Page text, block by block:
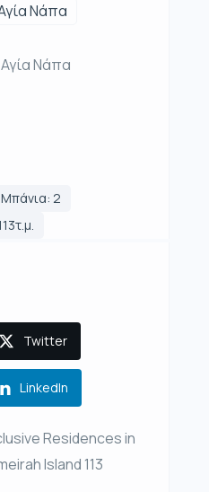
Νάπα
Νάπα
Μπάνια: 2
Twitter
LinkedIn
Residences in
Island 113